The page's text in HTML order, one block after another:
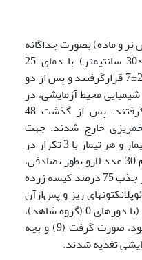
نر و ماده) بصورت جداگانه
در آکواریوم­هایی با ابعاد (70×40×30 سانتیمتر) با دمای 25
درجه سانتیگراد، پی– اچ معادل 2/0±7 قرارگرفتند و پس از دو
محیط آزمایشی، در
آکواریوم­های ویژه تخمریزی قرارگرفتند. پس از گذشت 48
خارج شدند. جهت
انجام آزمایش، ماهیان در قالب 4 تیمار و هر تیمار با 3 تکرار در
نظر گرفته شدند و در هر آکواریوم 30 عدد لارو بطور تصادفی،
قرار داده شد. تغذیه لاروها پس از جذب 75 درصد کیسه زرده
ریز و پس‌ازآن
تغذیه با غذای بیومار که با اینولین (با دوزهای 0 (گروه شاهد)،
1 گرم، 2 گرم و 3 گرم غنی‌شده بود، صورت گرفت (9) و بچه